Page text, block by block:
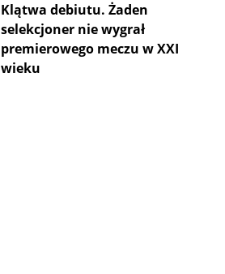
Klątwa debiutu. Żaden
selekcjoner nie wygrał
premierowego meczu w XXI
wieku